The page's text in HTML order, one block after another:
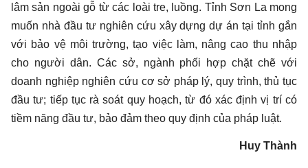
lâm sản ngoài gỗ từ các loài tre, luồng. Tỉnh Sơn La mong
muốn nhà đầu tư nghiên cứu xây dựng dự án tại tỉnh gắn
với bảo vệ môi trường, tạo việc làm, nâng cao thu nhập
cho người dân. Các sở, ngành phối hợp chặt chẽ với
doanh nghiệp nghiên cứu cơ sở pháp lý, quy trình, thủ tục
đầu tư; tiếp tục rà soát quy hoạch, từ đó xác định vị trí có
tiềm năng đầu tư, bảo đảm theo quy định của pháp luật.
Huy Thành